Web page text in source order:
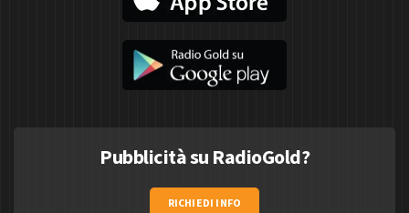
Pubblicità su RadioGold?
RICHIEDI INFO